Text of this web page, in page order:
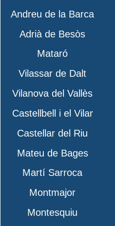
Andreu de la Barca
Adrià de Besòs
Mataró
Vilassar de Dalt
Vilanova del Vallès
Castellbell i el Vilar
Castellar del Riu
Mateu de Bages
Martí Sarroca
Montmajor
Montesquiu